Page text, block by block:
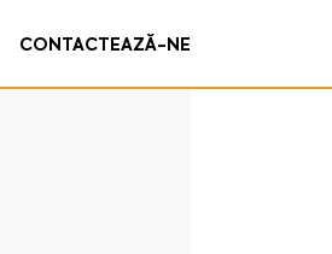
CONTACTEAZĂ-NE